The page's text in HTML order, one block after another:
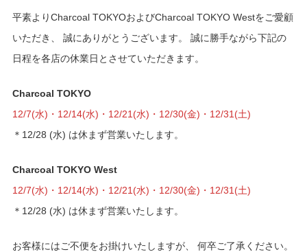
平素よりCharcoal TOKYOおよびCharcoal TOKYO Westをご愛顧
いただき、 誠にありがとうございます。 誠に勝手ながら下記の
日程を各店の休業日とさせていただきます。
Charcoal TOKYO
12/7(水)・12/14(水)・12/21(水)・12/30(金)・12/31(土)
＊12/28 (水) は休まず営業いたします。
Charcoal TOKYO West
12/7(水)・12/14(水)・12/21(水)・12/30(金)・12/31(土)
＊12/28 (水) は休まず営業いたします。
お客様にはご不便をお掛けいたしますが、 何卒ご了承ください。